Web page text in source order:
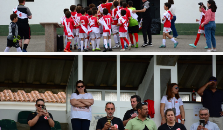
Filtros